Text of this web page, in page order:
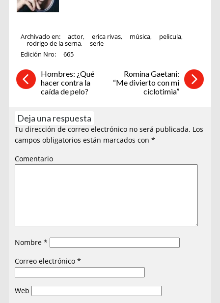
Archivado en: actor, erica rivas, música, pelicula,
rodrigo de la serna,
serie
Edición Nro:
665
Hombres: ¿Qué
hacer contra la
caída de pelo?
Romina Gaetani:
“Me divierto con mi
ciclotimia”
Deja una respuesta
Tu dirección de correo electrónico no será publicada. Los
campos obligatorios están marcados con*
Comentario
Nombre*
Correo electrónico*
Web